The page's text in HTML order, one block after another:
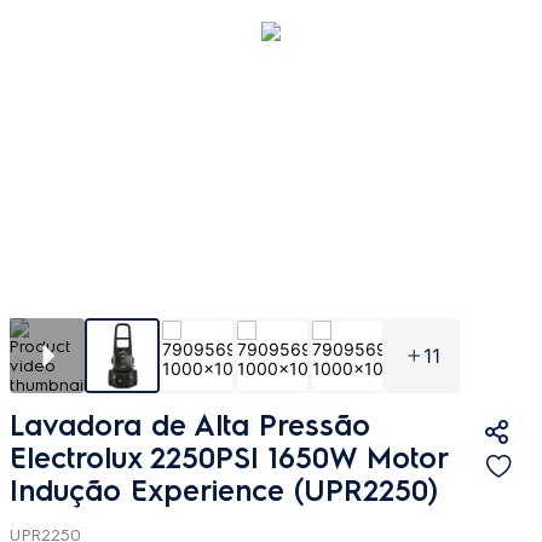
11
Lavadora de Alta Pressão
Electrolux 2250PSI 1650W Motor
Indução Experience (UPR2250)
UPR2250